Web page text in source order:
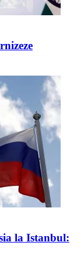
la Istanbul: